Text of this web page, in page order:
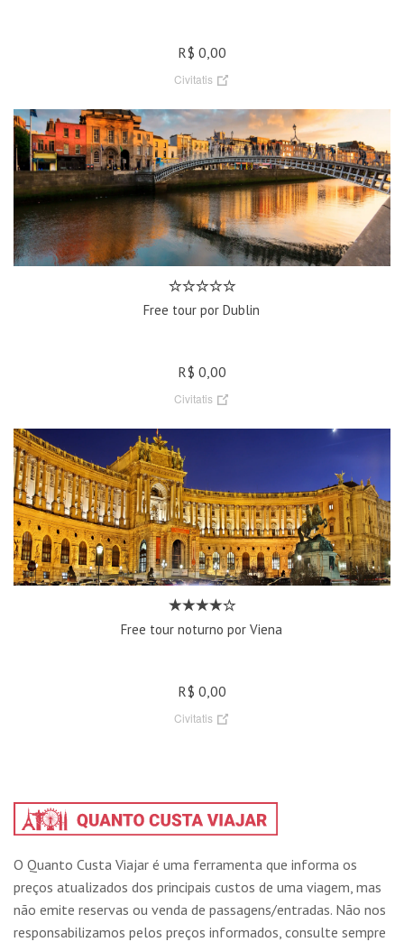
R$ 0,00
Civitatis
Free tour por Dublin
R$ 0,00
Civitatis
Free tour noturno por Viena
R$ 0,00
Civitatis
O Quanto Custa Viajar é uma ferramenta que informa os
preços atualizados dos principais custos de uma viagem, mas
não emite reservas ou venda de passagens/entradas. Não nos
responsabilizamos pelos preços informados, consulte sempre